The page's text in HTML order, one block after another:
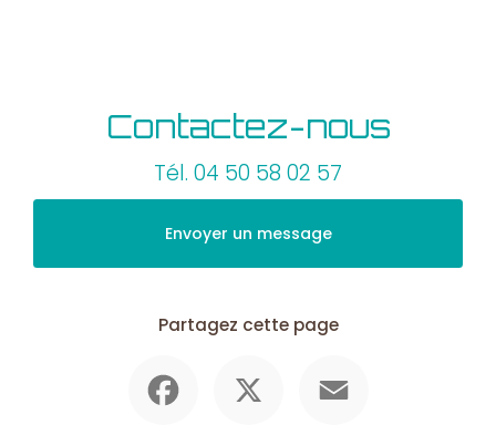
Contactez-nous
Tél. 04 50 58 02 57
Envoyer un message
Partagez cette page